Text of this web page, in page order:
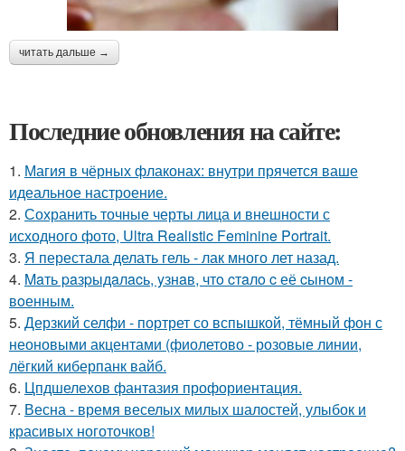
читать дальше →
Последние обновления на сайте:
1. Магия в чёрных флаконах: внутри прячется ваше
идеальное настроение.
2. Сохранить точные черты лица и внешности с
исходного фото, Ultra Realistic Feminine Portrait.
3. Я перестала делать гель - лак много лет назад.
4. Maть paзpыдaлacь, yзнaв, чтo cтaлo c её cынoм -
вoенным.
5. Дерзкий селфи - портрет со вспышкой, тёмный фон с
неоновыми акцентами (фиолетово - розовые линии,
лёгкий киберпанк вайб.
6. Цпдшелехов фантазия профориентация.
7. Весна - время веселых милых шалостей, улыбок и
красивых ноготочков!